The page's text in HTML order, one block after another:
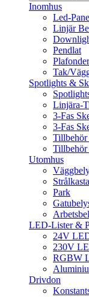
Inomhus
Led-
Linjär
Pendlat
Plafonder
Tak/
Spotlights &
Linjära-
3-Fas
3-Fas
Tillbehör
Tillbehör
Utomhus
Park
LED-Lister &
24V
230V
RGBW
Drivdon